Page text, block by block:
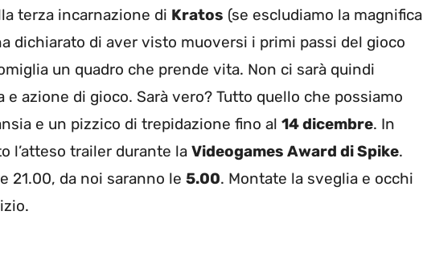
terza incarnazione di Kratos (se escludiamo la magnifica
dichiarato di aver visto muoversi i primi passi del gioco
un quadro che prende vita. Non ci sarà quindi
azione di gioco. Sarà vero? Tutto quello che possiamo
e un pizzico di trepidazione fino al 14 dicembre. In
l’atteso trailer durante la Videogames Award di Spike.
21.00, da noi saranno le 5.00. Montate la sveglia e occhi